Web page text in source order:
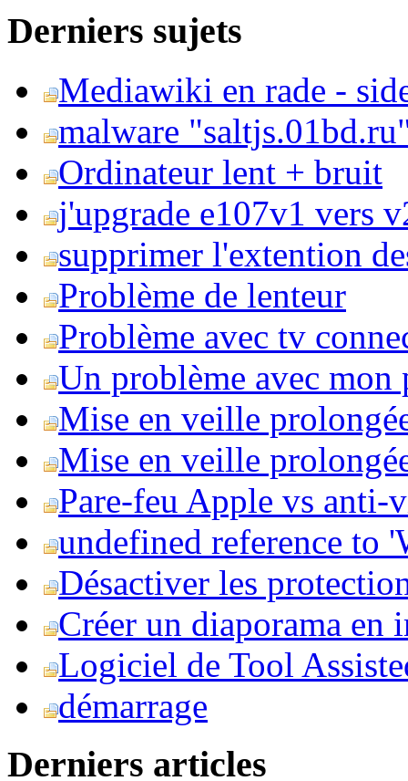
Derniers sujets
Mediawiki en rade -
malware
Ordinateur lent + bruit
j'upgrade e107v1 vers
supprimer l'extention
Problème de lenteur
Problème avec tv
Un problème avec mon
Mise en veille
Mise en veille
Pare-feu Apple vs anti-
undefined reference to
Désactiver les
Créer un diaporama en
Logiciel de Tool
démarrage
Derniers articles